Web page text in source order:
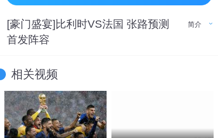
[豪门盛宴]比利时VS法国 张路预测
首发阵容
简介
相关视频